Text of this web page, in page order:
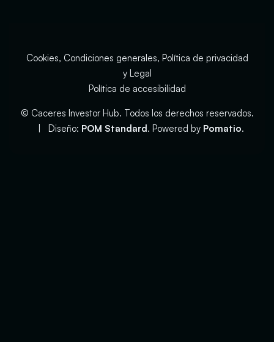
Cookies, Condiciones generales, Política de privacidad
y Legal
Política de accesibilidad
© Caceres Investor Hub. Todos los derechos reservados.
| Diseño: POM Standard. Powered by Pomatio.